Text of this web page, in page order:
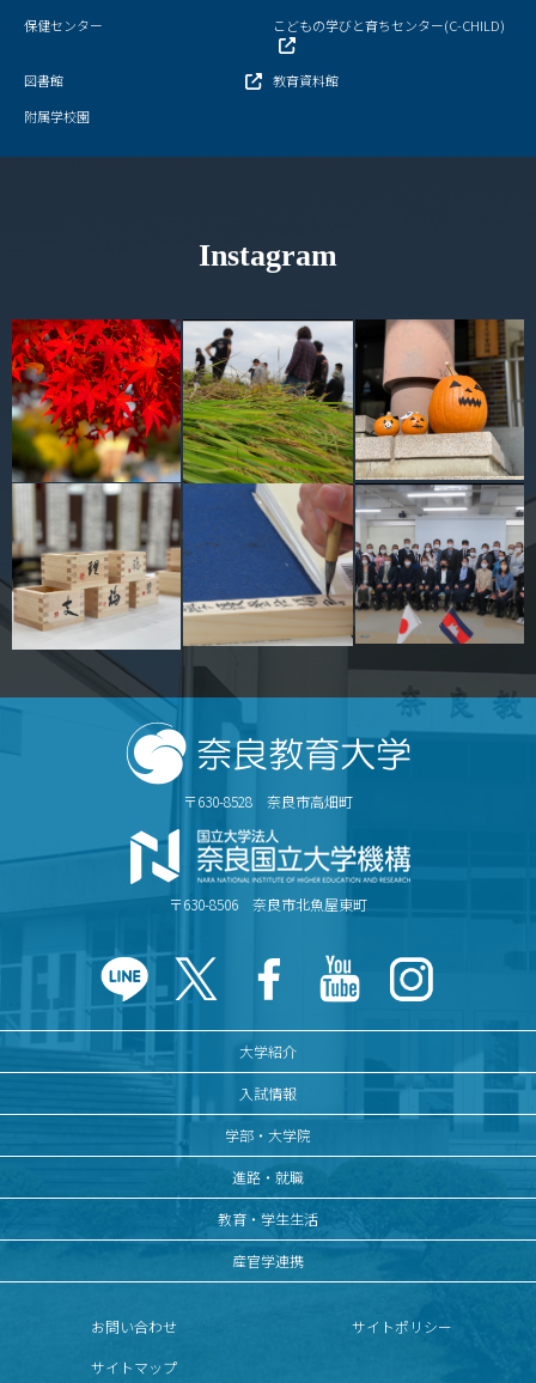
情報センター
自然環境教育センター
理数教育研究センター
特別支援教育研究センター
Nara ISC/ 国際戦略センター
こどもの学びと育ちセンター(C-CHILD)
保健センター
AED設置状況
お問い合わせ窓口一覧
キャンパスマップ
サイトポリシー
サイトマップ
交通アクセス
教員一覧
保健センター
こどもの学びと育ちセンター(C-CHILD)
図書館
教育資料館
附属学校園
Instagram
〒630-8528 奈良市高畑町
〒630-8506 奈良市北魚屋東町
大学紹介
入試情報
学部・大学院
進路・就職
教育・学生生活
産官学連携
お問い合わせ
サイトポリシー
サイトマップ